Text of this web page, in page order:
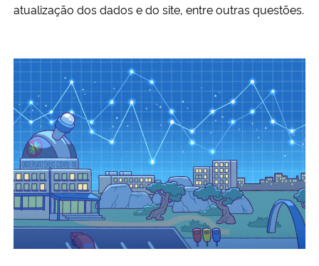
atualização dos dados e do site, entre outras questões.